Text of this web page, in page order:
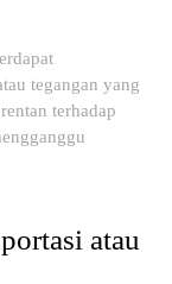
tegangan yang
terhadap
atau